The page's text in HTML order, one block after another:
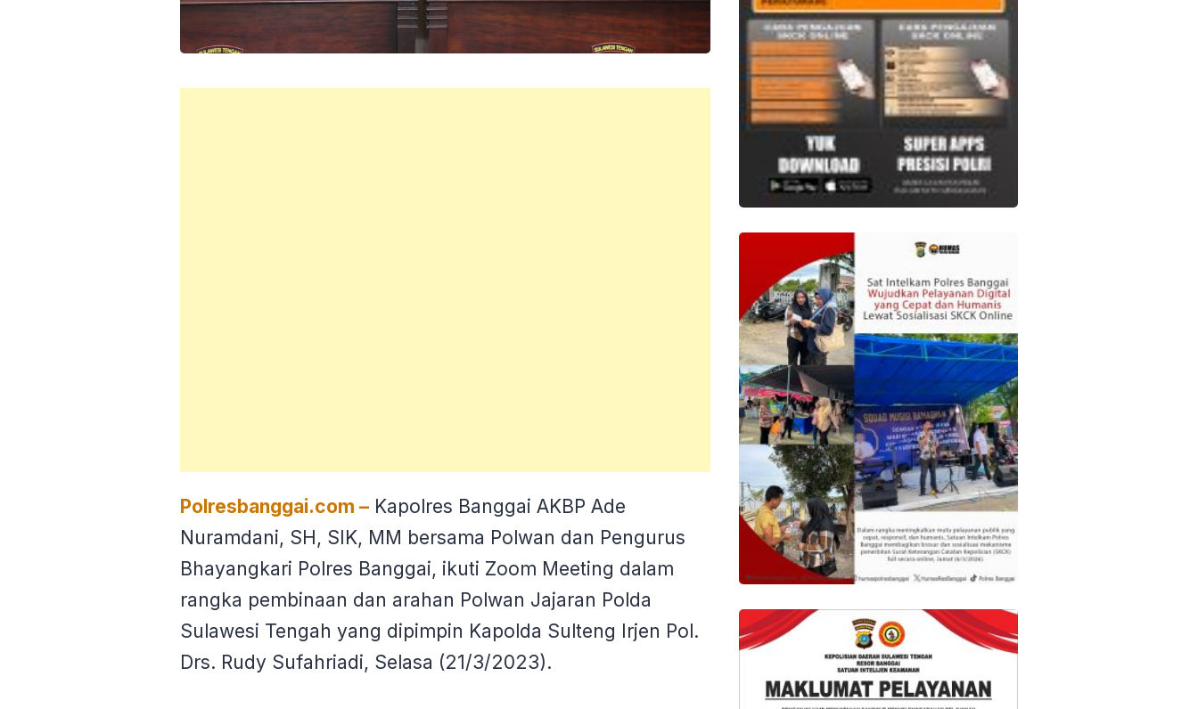
Polresbanggai.com – Kapolres Banggai AKBP Ade
Nuramdani, SH, SIK, MM bersama Polwan dan Pengurus
Bhayangkari Polres Banggai, ikuti Zoom Meeting dalam
rangka pembinaan dan arahan Polwan Jajaran Polda
Sulawesi Tengah yang dipimpin Kapolda Sulteng Irjen Pol.
Drs. Rudy Sufahriadi, Selasa (21/3/2023).